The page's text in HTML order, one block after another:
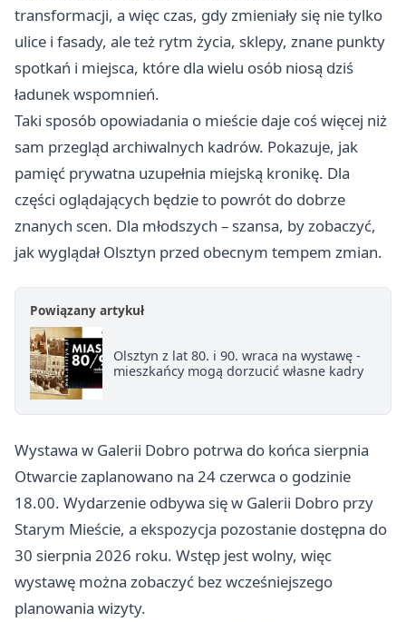
transformacji, a więc czas, gdy zmieniały się nie tylko
ulice i fasady, ale też rytm życia, sklepy, znane punkty
spotkań i miejsca, które dla wielu osób niosą dziś
ładunek wspomnień.
Taki sposób opowiadania o mieście daje coś więcej niż
sam przegląd archiwalnych kadrów. Pokazuje, jak
pamięć prywatna uzupełnia miejską kronikę. Dla
części oglądających będzie to powrót do dobrze
znanych scen. Dla młodszych – szansa, by zobaczyć,
jak wyglądał Olsztyn przed obecnym tempem zmian.
Powiązany artykuł
Olsztyn z lat 80. i 90. wraca na wystawę -
mieszkańcy mogą dorzucić własne kadry
Wystawa w Galerii Dobro potrwa do końca sierpnia
Otwarcie zaplanowano na 24 czerwca o godzinie
18.00. Wydarzenie odbywa się w Galerii Dobro przy
Starym Mieście, a ekspozycja pozostanie dostępna do
30 sierpnia 2026 roku. Wstęp jest wolny, więc
wystawę można zobaczyć bez wcześniejszego
planowania wizyty.